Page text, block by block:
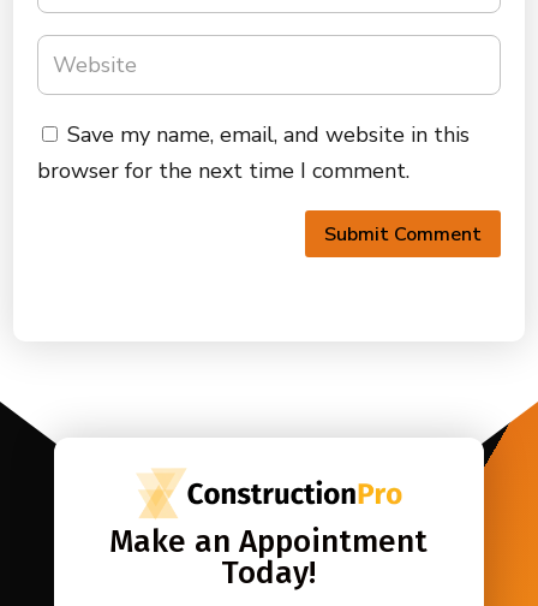
Save my name, email, and website in this
browser for the next time I comment.
Submit Comment
Make an Appointment
Today!